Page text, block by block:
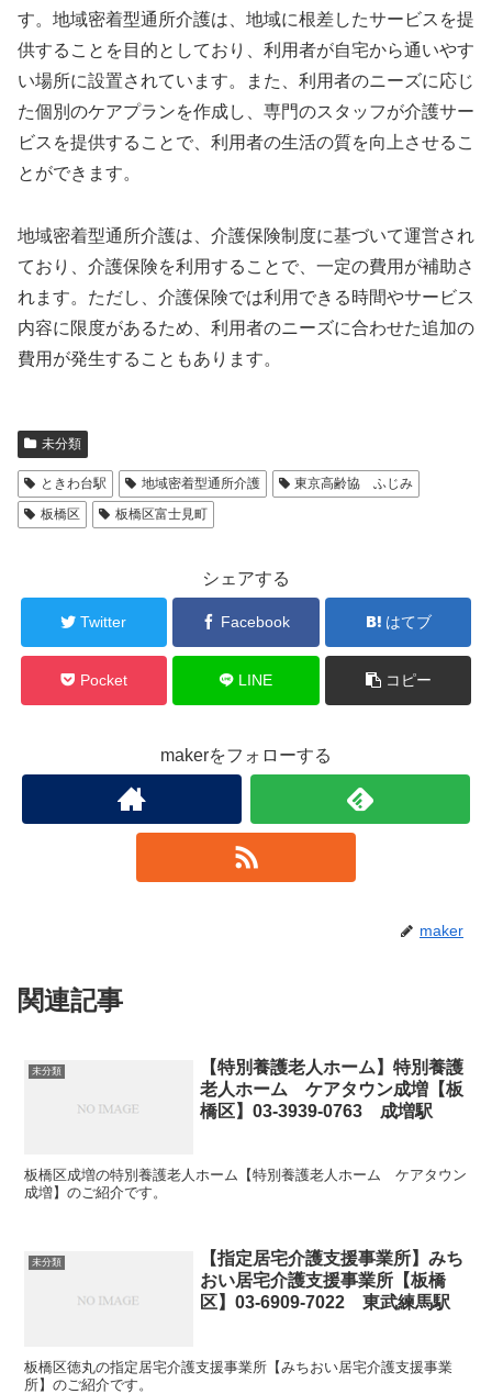
す。地域密着型通所介護は、地域に根差したサービスを提
供することを目的としており、利用者が自宅から通いやす
い場所に設置されています。また、利用者のニーズに応じ
た個別のケアプランを作成し、専門のスタッフが介護サー
ビスを提供することで、利用者の生活の質を向上させるこ
とができます。
地域密着型通所介護は、介護保険制度に基づいて運営され
ており、介護保険を利用することで、一定の費用が補助さ
れます。ただし、介護保険では利用できる時間やサービス
内容に限度があるため、利用者のニーズに合わせた追加の
費用が発生することもあります。
未分類
ときわ台駅 地域密着型通所介護
東京高齢協 ふじみ
板橋区
板橋区富士見町
シェアする
Twitter Facebook はてブ
Pocket LINE コピー
makerをフォローする
maker
関連記事
未分類
【特別養護老人ホーム】特別養護
老人ホーム ケアタウン成増【板
橋区】03-3939-0763 成増駅
板橋区成増の特別養護老人ホーム【特別養護老人ホーム ケアタウン
成増】のご紹介です。
未分類
【指定居宅介護支援事業所】みち
おい居宅介護支援事業所【板橋
区】03-6909-7022 東武練馬駅
板橋区徳丸の指定居宅介護支援事業所【みちおい居宅介護支援事業
所】のご紹介です。